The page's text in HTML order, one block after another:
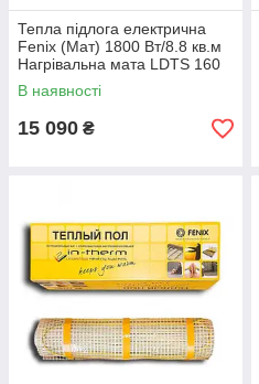
Тепла підлога електрична
Fenix (Мат) 1800 Вт/8.8 кв.м
Нагрівальна мата LDTS 160
Вт/м.кв під плитку
В наявності
15 090 ₴